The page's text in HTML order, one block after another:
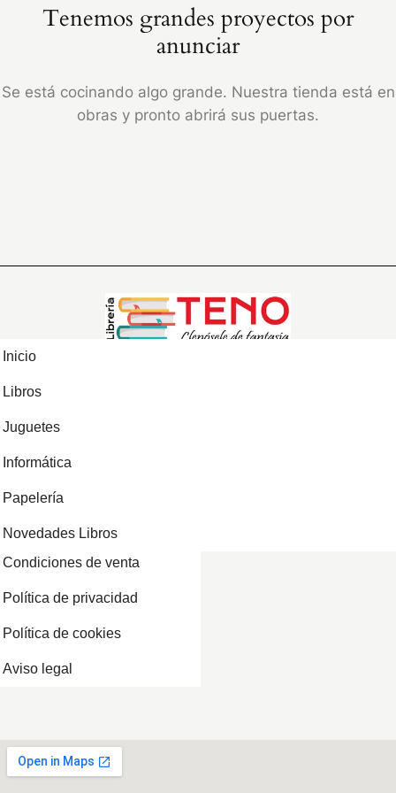
Tenemos grandes proyectos por
anunciar
Se está cocinando algo grande. Nuestra tienda está en
obras y pronto abrirá sus puertas.
Inicio
Libros
Juguetes
Informática
Papelería
Novedades Libros
Condiciones de venta
Política de privacidad
Política de cookies
Aviso legal